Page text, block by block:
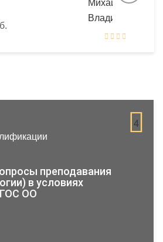
4
преподавания
в условиях
ОО